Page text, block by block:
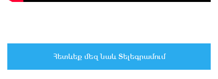
Հետևեք մեզ նաև Տելեգրամում